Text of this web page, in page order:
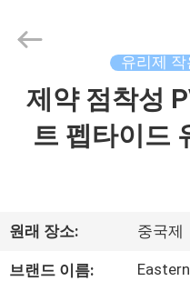
우
2017
Industry
유리제
제약 점착성
트 펩타이드
원래 장소: 중국제
브랜드 이름: Eastern